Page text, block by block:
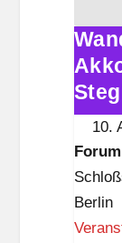
g
i
t
z
„600
im
10.
Berlin